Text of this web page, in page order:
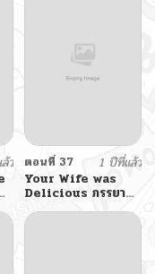
ว
ตอนที่ 37
1 ปีที่แล้ว
Your Wife was
Delicious ภรรยา
ของคุณแสนอร่อย